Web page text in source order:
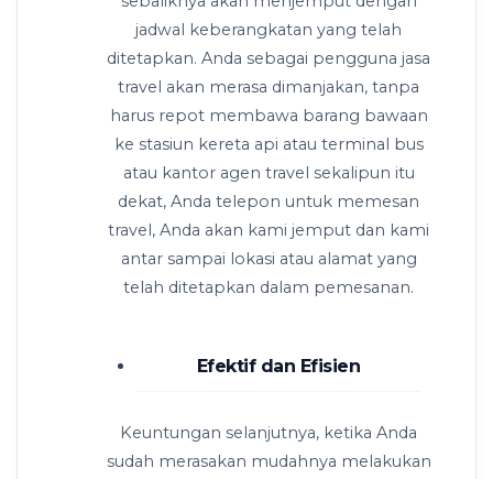
jadwal keberangkatan yang telah
ditetapkan. Anda sebagai pengguna jasa
travel akan merasa dimanjakan, tanpa
harus repot membawa barang bawaan
ke stasiun kereta api atau terminal bus
atau kantor agen travel sekalipun itu
dekat, Anda telepon untuk memesan
travel, Anda akan kami jemput dan kami
antar sampai lokasi atau alamat yang
telah ditetapkan dalam pemesanan.
Efektif dan Efisien
Keuntungan selanjutnya, ketika Anda
sudah merasakan mudahnya melakukan